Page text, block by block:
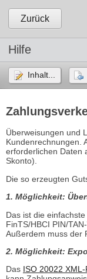
Zurück
Hilfe
Inhalt...
Überweisungen und
Kundenrechnungen.
erforderlichen Daten
Skonto).
Die so erzeugten
1. Möglichkeit:
Das ist die
FinTS/HBCI PIN/
Außerdem muss der
2. Möglichkeit:
Das ISO 20022